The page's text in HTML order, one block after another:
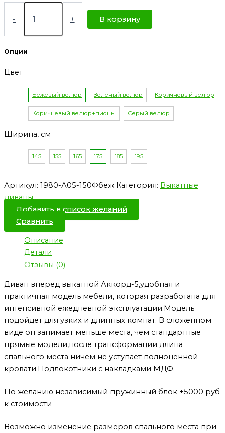
- + В корзину
Опции
Цвет
Бежевый велюр Зеленый велюр Коричневый велюр
Коричневый велюр+пионы Серый велюр
Ширина, см
145 155 165 175 185 195
Артикул: 1980-А05-150Фбеж Категория: Выкатные
диваны
Добавить в список желаний
Сравнить
Описание
Детали
Отзывы (0)
Диван вперед выкатной Аккорд-5,удобная и
практичная модель мебели, которая разработана для
интенсивной ежедневной эксплуатации.Модель
подойдет для узких и длинных комнат. В сложенном
виде он занимает меньше места, чем стандартные
прямые модели,после трансформации длина
спального места ничем не уступает полноценной
кровати.Подлокотники с накладками МДФ.
По желанию независимый пружинный блок +5000 руб
к стоимости
Возможно изменение размеров спального места при